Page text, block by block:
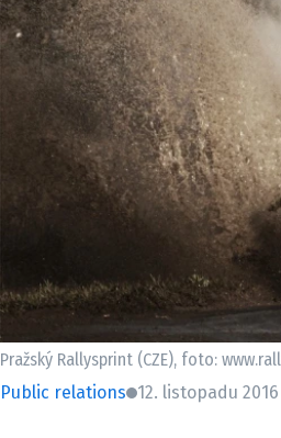
Pražský Rallysprint (CZE), foto:
Public relations
12. listopadu 2016